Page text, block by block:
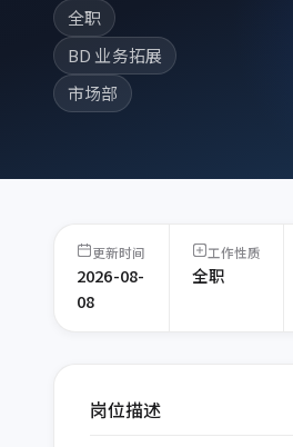
全职
BD 业务拓展
市场部
更新时间
2026-08-
08
工作性质
全职
岗位描述